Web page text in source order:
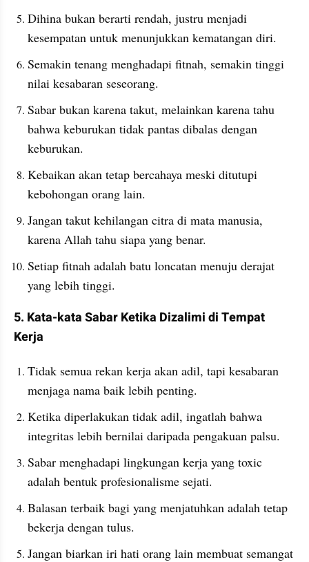
Dihina bukan berarti rendah, justru menjadi
kesempatan untuk menunjukkan kematangan diri.
Semakin tenang menghadapi fitnah, semakin tinggi
nilai kesabaran seseorang.
Sabar bukan karena takut, melainkan karena tahu
bahwa keburukan tidak pantas dibalas dengan
keburukan.
Kebaikan akan tetap bercahaya meski ditutupi
kebohongan orang lain.
Jangan takut kehilangan citra di mata manusia,
karena Allah tahu siapa yang benar.
Setiap fitnah adalah batu loncatan menuju derajat
yang lebih tinggi.
5. Kata-kata Sabar Ketika Dizalimi di Tempat
Kerja
Tidak semua rekan kerja akan adil, tapi kesabaran
menjaga nama baik lebih penting.
Ketika diperlakukan tidak adil, ingatlah bahwa
integritas lebih bernilai daripada pengakuan palsu.
Sabar menghadapi lingkungan kerja yang toxic
adalah bentuk profesionalisme sejati.
Balasan terbaik bagi yang menjatuhkan adalah tetap
bekerja dengan tulus.
Jangan biarkan iri hati orang lain membuat semangat